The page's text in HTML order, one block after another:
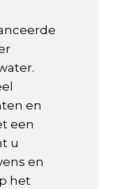
en
een
u
en
het